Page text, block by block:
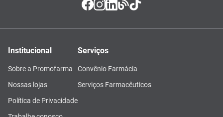
Institucional
Sobre a Promofarma
Nossas lojas
Política de Privacidade
Serviços
Convênio Farmácia
Serviços Farmacêuticos